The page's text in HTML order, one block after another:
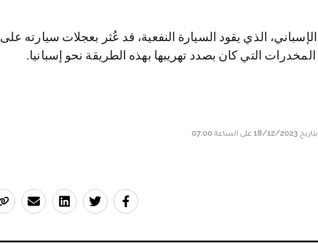
الذي يقود السيارة النفعية، قد عُثر بعجلات سيارته على
التي كان بصدد تهريبها بهذه الطريقة نحو إسبانيا.